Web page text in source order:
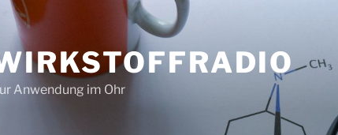
Anwendung im Ohr